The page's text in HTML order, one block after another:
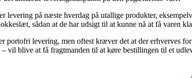
levering på næste hverdag på utallige produkter,
sådan at de har udsigt til at kunne nå at få varen
portofri levering, men oftest kræver det at der erhverves
vil blive at få fragtmanden til at køre bestillingen til et